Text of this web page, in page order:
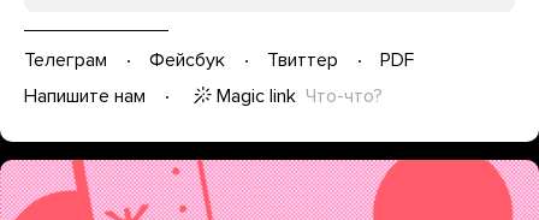
Телеграм Фейсбук Твиттер
PDF
Напишите нам
Magic link Что-что?